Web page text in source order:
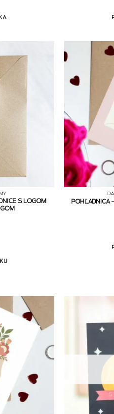
S LOGOM
POHĽADNICA